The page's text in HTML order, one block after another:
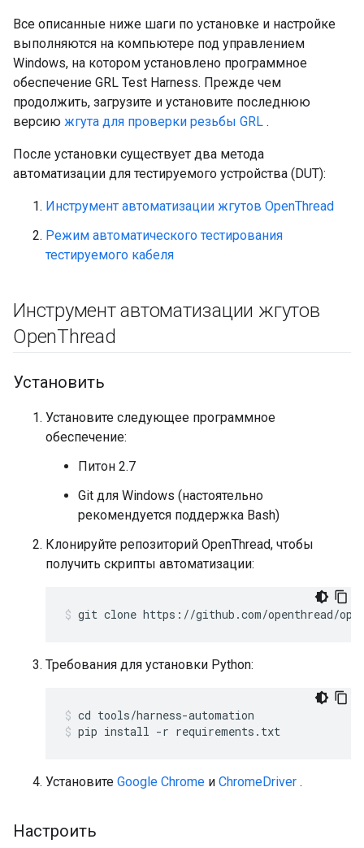
Все описанные ниже шаги по установке и настройке
выполняются на компьютере под управлением
Windows, на котором установлено программное
обеспечение GRL Test Harness. Прежде чем
продолжить, загрузите и установите последнюю
версию жгута для проверки резьбы GRL .
После установки существует два метода
автоматизации для тестируемого устройства (DUT):
Инструмент автоматизации жгутов OpenThread
Режим автоматического тестирования
тестируемого кабеля
Инструмент автоматизации жгутов
OpenThread
Установить
Установите следующее программное
обеспечение:
Питон 2.7
Git для Windows (настоятельно
рекомендуется поддержка Bash)
Клонируйте репозиторий OpenThread, чтобы
получить скрипты автоматизации:
git clone https://github.com/openthread/
Требования для установки Python:
cd tools/harness-automation
pip install -r requirements.txt
Установите Google Chrome и ChromeDriver .
Настроить